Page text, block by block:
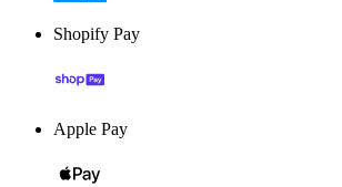
Shopify Pay
Apple Pay